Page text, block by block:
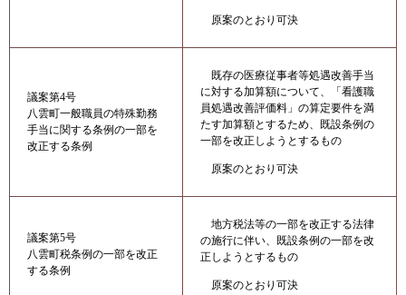
原案のとおり可決
議案第4号
八雲町一般職員の特殊勤務
手当に関する条例の一部を
改正する条例
既存の医療従事者等処遇改善手当
に対する加算額について、「看護職
員処遇改善評価料」の算定要件を満
たす加算額とするため、既設条例の
一部を改正しようとするもの
原案のとおり可決
議案第5号
八雲町税条例の一部を改正
する条例
地方税法等の一部を改正する法律
の施行に伴い、既設条例の一部を改
正しようとするもの
原案のとおり可決